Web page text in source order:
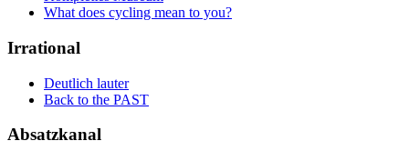
What does cycling mean to you?
Irrational
Deutlich lauter
Back to the PAST
Absatzkanal